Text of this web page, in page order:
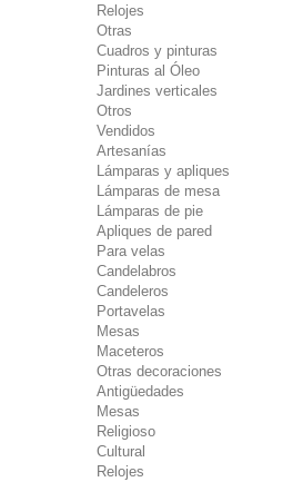
Relojes
Otras
Cuadros y pinturas
Pinturas al Óleo
Jardines verticales
Otros
Vendidos
Artesanías
Lámparas y apliques
Lámparas de mesa
Lámparas de pie
Apliques de pared
Para velas
Candelabros
Candeleros
Portavelas
Mesas
Maceteros
Otras decoraciones
Antigüedades
Mesas
Religioso
Cultural
Relojes